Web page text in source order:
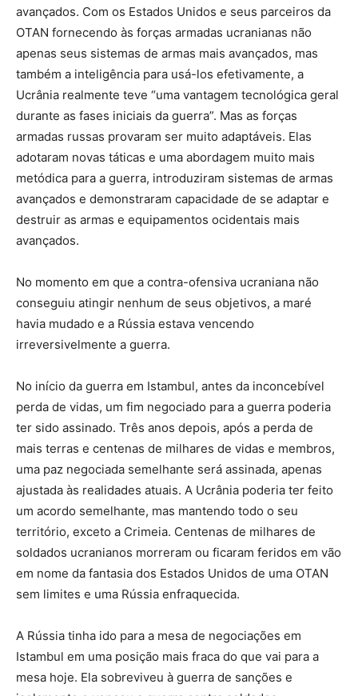
avançados. Com os Estados Unidos e seus parceiros da
OTAN fornecendo às forças armadas ucranianas não
apenas seus sistemas de armas mais avançados, mas
também a inteligência para usá-los efetivamente, a
Ucrânia realmente teve “uma vantagem tecnológica geral
durante as fases iniciais da guerra”. Mas as forças
armadas russas provaram ser muito adaptáveis. Elas
adotaram novas táticas e uma abordagem muito mais
metódica para a guerra, introduziram sistemas de armas
avançados e demonstraram capacidade de se adaptar e
destruir as armas e equipamentos ocidentais mais
avançados.
No momento em que a contra-ofensiva ucraniana não
conseguiu atingir nenhum de seus objetivos, a maré
havia mudado e a Rússia estava vencendo
irreversivelmente a guerra.
No início da guerra em Istambul, antes da inconcebível
perda de vidas, um fim negociado para a guerra poderia
ter sido assinado. Três anos depois, após a perda de
mais terras e centenas de milhares de vidas e membros,
uma paz negociada semelhante será assinada, apenas
ajustada às realidades atuais. A Ucrânia poderia ter feito
um acordo semelhante, mas mantendo todo o seu
território, exceto a Crimeia. Centenas de milhares de
soldados ucranianos morreram ou ficaram feridos em vão
em nome da fantasia dos Estados Unidos de uma OTAN
sem limites e uma Rússia enfraquecida.
A Rússia tinha ido para a mesa de negociações em
Istambul em uma posição mais fraca do que vai para a
mesa hoje. Ela sobreviveu à guerra de sanções e